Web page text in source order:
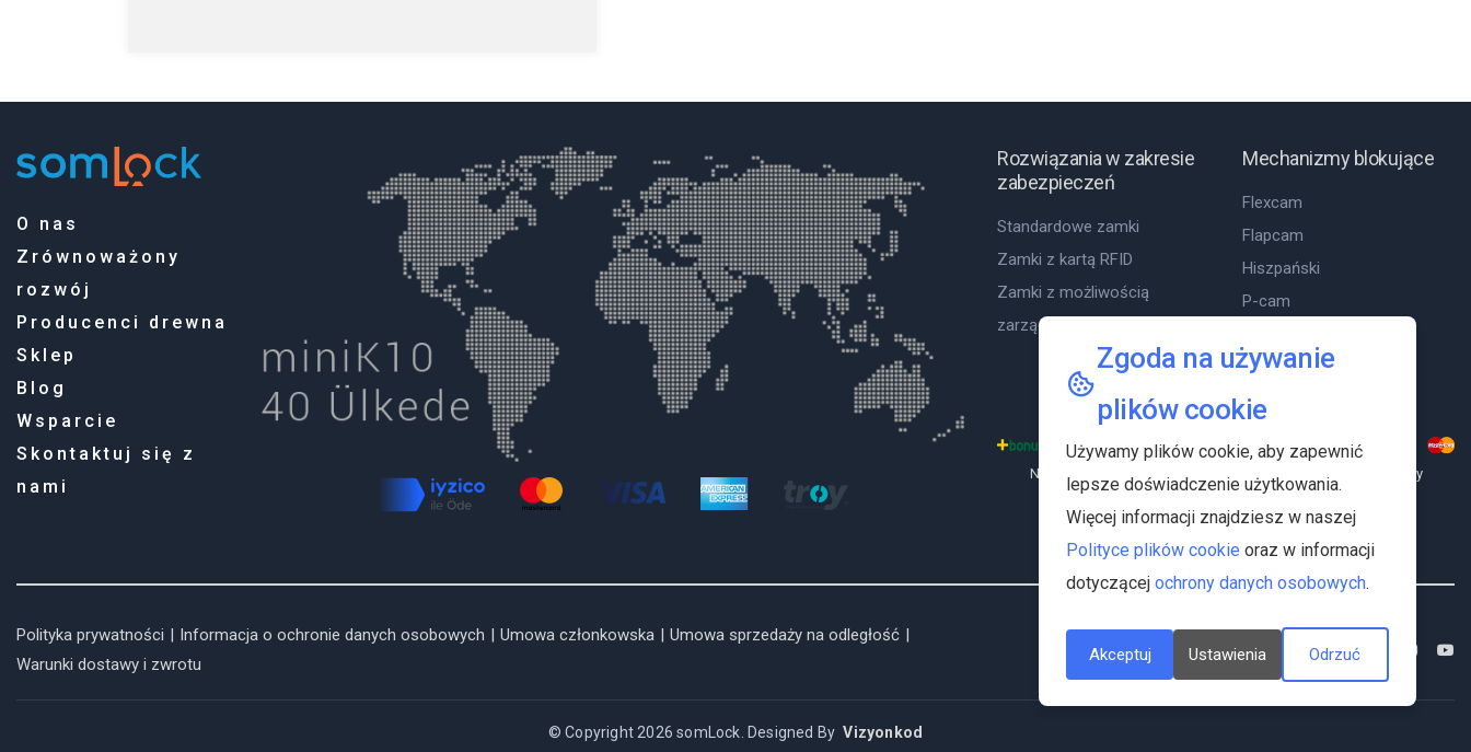
Zgoda na używanie
plików cookie
Używamy plików cookie, aby zapewnić
lepsze doświadczenie użytkowania.
Więcej informacji znajdziesz w naszej
Polityce plików cookie oraz w informacji
dotyczącej ochrony danych osobowych.
Akceptuj Ustawienia Odrzuć
O nas
Zrównoważony
rozwój
Producenci drewna
Sklep
Blog
Wsparcie
Skontaktuj się z
nami
Rozwiązania w zakresie
zabezpieczeń
Standardowe zamki
Zamki z kartą RFID
Zamki z możliwością
zarządzania
Mechanizmy blokujące
Flexcam
Flapcam
Hiszpański
P-cam
T-Cam
Na naszej stronie internetowej stosujemy bezpieczne systemy
Polityka prywatności | Informacja o ochronie danych osobowych | Umowa członkowska | Umowa sprzedaży na odległość |
Warunki dostawy i zwrotu
Śledź nas
© Copyright 2026 somLock. Designed By Vizyonkod